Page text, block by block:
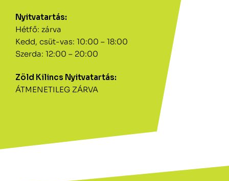
Nyitvatartás:
Hétfő: zárva
Kedd, csüt-vas: 10:00 – 18:00
Szerda: 12:00 – 20:00
Zöld Kilincs Nyitvatartás:
ÁTMENETILEG ZÁRVA